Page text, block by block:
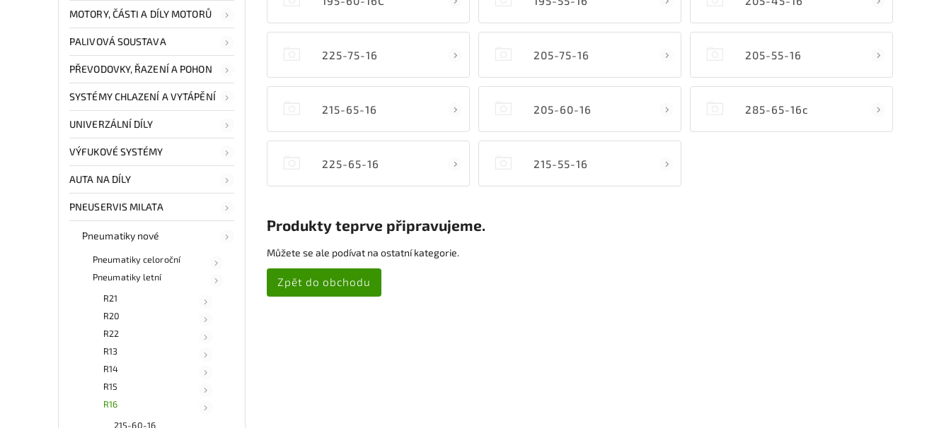
MOTORY, ČÁSTI A DÍLY MOTORŮ
PALIVOVÁ SOUSTAVA
PŘEVODOVKY, ŘAZENÍ A POHON
SYSTÉMY CHLAZENÍ A VYTÁPĚNÍ
UNIVERZÁLNÍ DÍLY
VÝFUKOVÉ SYSTÉMY
AUTA NA DÍLY
PNEUSERVIS MILATA
Pneumatiky nové
Pneumatiky celoroční
Pneumatiky letní
R21
R20
R22
R13
R14
R15
R16
215-60-16
225-75-16 205-75-16 205-55-16
215-65-16 205-60-16 285-65-16c
225-65-16 215-55-16
Produkty teprve připravujeme.
Můžete se ale podívat na ostatní kategorie.
Zpět do obchodu